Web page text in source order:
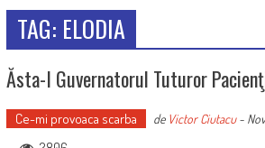
TAG: ELODIA
Ăsta-I Guvernatorul Tuturor
Ce-mi provoaca scarba de Victor Ciutacu-